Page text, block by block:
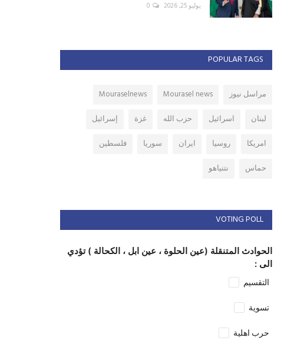
يوليو 25, 2026 0
POPULAR TAGS
مراسل نيوز Mourasel news
Mouraselnews
لبنان
اسرائيل حزب الله غزة
إسرائيل
امريكا
روسيا ايران سوريا
فلسطين
حماس
نتنياهو
VOTING POLL
الحوادث المتنقلة (عين الحلوة ، عين ابل ، الكحالة ) تؤدي
الى :
التقسيم
تسوية
حرب اهلية